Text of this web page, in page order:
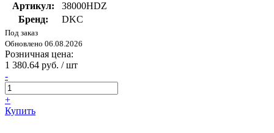
Артикул:
38000HDZ
Бренд:
DKC
Под заказ
Обновлено 06.08.2026
Розничная цена:
1 380.64 руб. / шт
-
+
Купить